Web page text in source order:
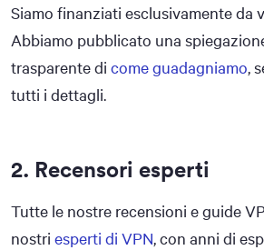
Siamo finanziati esclusivamente da
Abbiamo pubblicato una
trasparente di come guadagniamo,
tutti i dettagli.
2. Recensori esperti
Tutte le nostre recensioni e guide
nostri esperti di VPN, con anni di